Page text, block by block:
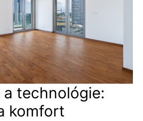
technológie:
komfort